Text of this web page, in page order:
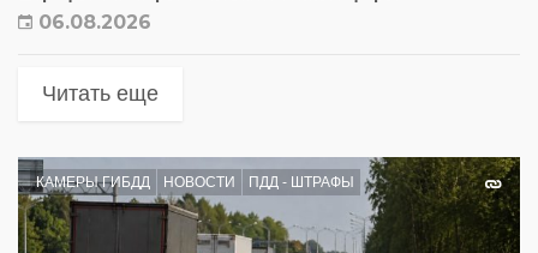
06.08.2026
Читать еще
КАМЕРЫ ГИБДД НОВОСТИ ПДД - ШТРАФЫ